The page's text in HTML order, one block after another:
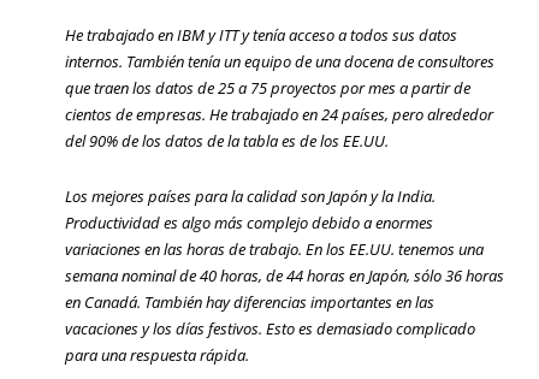
He trabajado en IBM y ITT y tenía acceso a todos sus datos
internos. También tenía un equipo de una docena de consultores
que traen los datos de 25 a 75 proyectos por mes a partir de
cientos de empresas. He trabajado en 24 países, pero alrededor
del 90% de los datos de la tabla es de los EE.UU.
Los mejores países para la calidad son Japón y la India.
Productividad es algo más complejo debido a enormes
variaciones en las horas de trabajo. En los EE.UU. tenemos una
semana nominal de 40 horas, de 44 horas en Japón, sólo 36 horas
en Canadá. También hay diferencias importantes en las
vacaciones y los días festivos. Esto es demasiado complicado
para una respuesta rápida.